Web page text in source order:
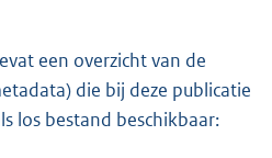
een overzicht van de
die bij deze publicatie
los bestand beschikbaar: